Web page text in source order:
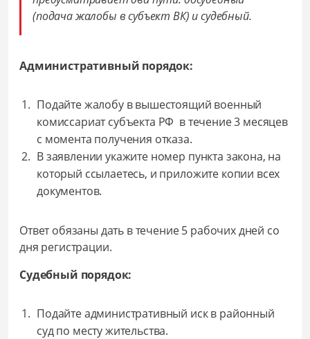
(подача жалобы в субъект ВК) и судебный.
Административный порядок:
Подайте жалобу в вышестоящий военный
комиссариат субъекта РФ в течение 3 месяцев
с момента получения отказа.
В заявлении укажите номер пункта закона, на
который ссылаетесь, и приложите копии всех
документов.
Ответ обязаны дать в течение 5 рабочих дней со
дня регистрации.
Судебный порядок:
Подайте административный иск в районный
суд по месту жительства.